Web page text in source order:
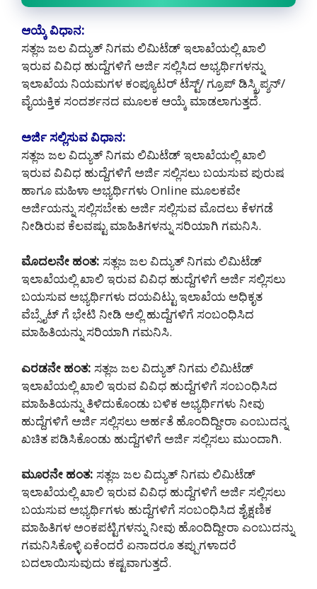
ಆಯ್ಕೆ ವಿಧಾನ:
ಸತ್ಲಜ ಜಲ ವಿದ್ಯುತ್ ನಿಗಮ ಲಿಮಿಟೆಡ್ ಇಲಾಖೆಯಲ್ಲಿ ಖಾಲಿ
ಇರುವ ವಿವಿಧ ಹುದ್ದೆಗಳಿಗೆ ಅರ್ಜಿ ಸಲ್ಲಿಸಿದ ಅಭ್ಯರ್ಥಿಗಳನ್ನು
ಇಲಾಖೆಯ ನಿಯಮಗಳ ಕಂಪ್ಯೂಟರ್ ಟೆಸ್ಟ್/ ಗ್ರೂಪ್ ಡಿಸ್ಕ್ರಿಪ್ಶನ್/
ವೈಯಕ್ತಿಕ ಸಂದರ್ಶನದ ಮೂಲಕ ಆಯ್ಕೆ ಮಾಡಲಾಗುತ್ತದೆ.
ಅರ್ಜಿ ಸಲ್ಲಿಸುವ ವಿಧಾನ:
ಸತ್ಲಜ ಜಲ ವಿದ್ಯುತ್ ನಿಗಮ ಲಿಮಿಟೆಡ್ ಇಲಾಖೆಯಲ್ಲಿ ಖಾಲಿ
ಇರುವ ವಿವಿಧ ಹುದ್ದೆಗಳಿಗೆ ಅರ್ಜಿ ಸಲ್ಲಿಸಲು ಬಯಸುವ ಪುರುಷ
ಹಾಗೂ ಮಹಿಳಾ ಅಭ್ಯರ್ಥಿಗಳು Online ಮೂಲಕವೇ
ಅರ್ಜಿಯನ್ನು ಸಲ್ಲಿಸಬೇಕು ಅರ್ಜಿ ಸಲ್ಲಿಸುವ ಮೊದಲು ಕೆಳಗಡೆ
ನೀಡಿರುವ ಕೆಲವಷ್ಟು ಮಾಹಿತಿಗಳನ್ನು ಸರಿಯಾಗಿ ಗಮನಿಸಿ.
ಮೊದಲನೇ ಹಂತ: ಸತ್ಲಜ ಜಲ ವಿದ್ಯುತ್ ನಿಗಮ ಲಿಮಿಟೆಡ್
ಇಲಾಖೆಯಲ್ಲಿ ಖಾಲಿ ಇರುವ ವಿವಿಧ ಹುದ್ದೆಗಳಿಗೆ ಅರ್ಜಿ ಸಲ್ಲಿಸಲು
ಬಯಸುವ ಅಭ್ಯರ್ಥಿಗಳು ದಯವಿಟ್ಟು ಇಲಾಖೆಯ ಅಧಿಕೃತ
ವೆಬ್ಸೈಟ್ ಗೆ ಭೇಟಿ ನೀಡಿ ಅಲ್ಲಿ ಹುದ್ದೆಗಳಿಗೆ ಸಂಬಂಧಿಸಿದ
ಮಾಹಿತಿಯನ್ನು ಸರಿಯಾಗಿ ಗಮನಿಸಿ.
ಎರಡನೇ ಹಂತ: ಸತ್ಲಜ ಜಲ ವಿದ್ಯುತ್ ನಿಗಮ ಲಿಮಿಟೆಡ್
ಇಲಾಖೆಯಲ್ಲಿ ಖಾಲಿ ಇರುವ ವಿವಿಧ ಹುದ್ದೆಗಳಿಗೆ ಸಂಬಂಧಿಸಿದ
ಮಾಹಿತಿಯನ್ನು ತಿಳಿದುಕೊಂಡು ಬಳಿಕ ಅಭ್ಯರ್ಥಿಗಳು ನೀವು
ಹುದ್ದೆಗಳಿಗೆ ಅರ್ಜಿ ಸಲ್ಲಿಸಲು ಅರ್ಹತೆ ಹೊಂದಿದ್ದೀರಾ ಎಂಬುದನ್ನ
ಖಚಿತ ಪಡಿಸಿಕೊಂಡು ಹುದ್ದೆಗಳಿಗೆ ಅರ್ಜಿ ಸಲ್ಲಿಸಲು ಮುಂದಾಗಿ.
ಮೂರನೇ ಹಂತ: ಸತ್ಲಜ ಜಲ ವಿದ್ಯುತ್ ನಿಗಮ ಲಿಮಿಟೆಡ್
ಇಲಾಖೆಯಲ್ಲಿ ಖಾಲಿ ಇರುವ ವಿವಿಧ ಹುದ್ದೆಗಳಿಗೆ ಅರ್ಜಿ ಸಲ್ಲಿಸಲು
ಬಯಸುವ ಅಭ್ಯರ್ಥಿಗಳು ಹುದ್ದೆಗಳಿಗೆ ಸಂಬಂಧಿಸಿದ ಶೈಕ್ಷಣಿಕ
ಮಾಹಿತಿಗಳ ಅಂಕಪಟ್ಟಿಗಳನ್ನು ನೀವು ಹೊಂದಿದ್ದೀರಾ ಎಂಬುದನ್ನು
ಗಮನಿಸಿಕೊಳ್ಳಿ ಏಕೆಂದರೆ ಏನಾದರೂ ತಪ್ಪುಗಳಾದರೆ
ಬದಲಾಯಿಸುವುದು ಕಷ್ಟವಾಗುತ್ತದೆ.